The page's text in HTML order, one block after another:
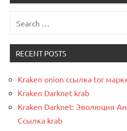
RECENT POSTS
Kraken onion ссылка tor
Kraken Darknet krab
Kraken Darknet: Эволюция
Ссылка krab